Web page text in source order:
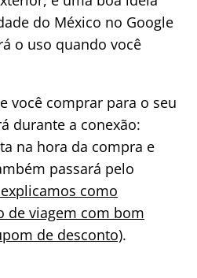
do México no Google
o uso quando você
você comprar para o seu
durante a conexão:
na hora da compra e
passará pelo
como
de viagem com bom
de desconto).